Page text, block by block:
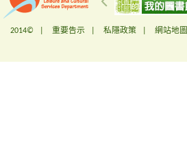
2014© | 重要告示 私隱政策 網站地圖